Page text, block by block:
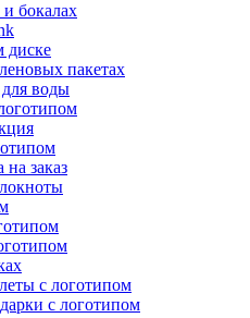
бокалах
диске
пакетах
воды
на заказ
с логотипом
с логотипом